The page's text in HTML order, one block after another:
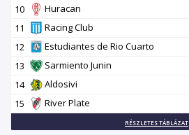
10
Huracan
11
Racing Club
12
Estudiantes de Rio Cuarto
13
Sarmiento Junin
14
Aldosivi
15
River Plate
RÉSZLETES TÁBLÁZAT